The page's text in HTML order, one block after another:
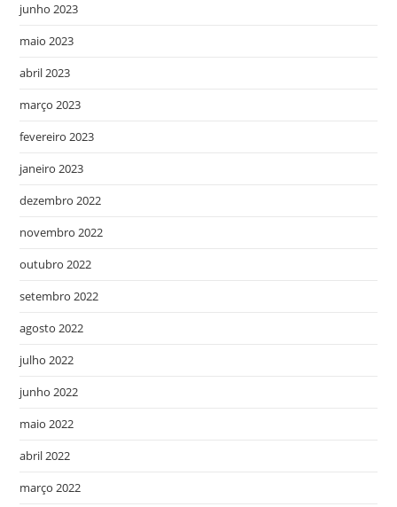
junho 2023
maio 2023
abril 2023
março 2023
fevereiro 2023
janeiro 2023
dezembro 2022
novembro 2022
outubro 2022
setembro 2022
agosto 2022
julho 2022
junho 2022
maio 2022
abril 2022
março 2022